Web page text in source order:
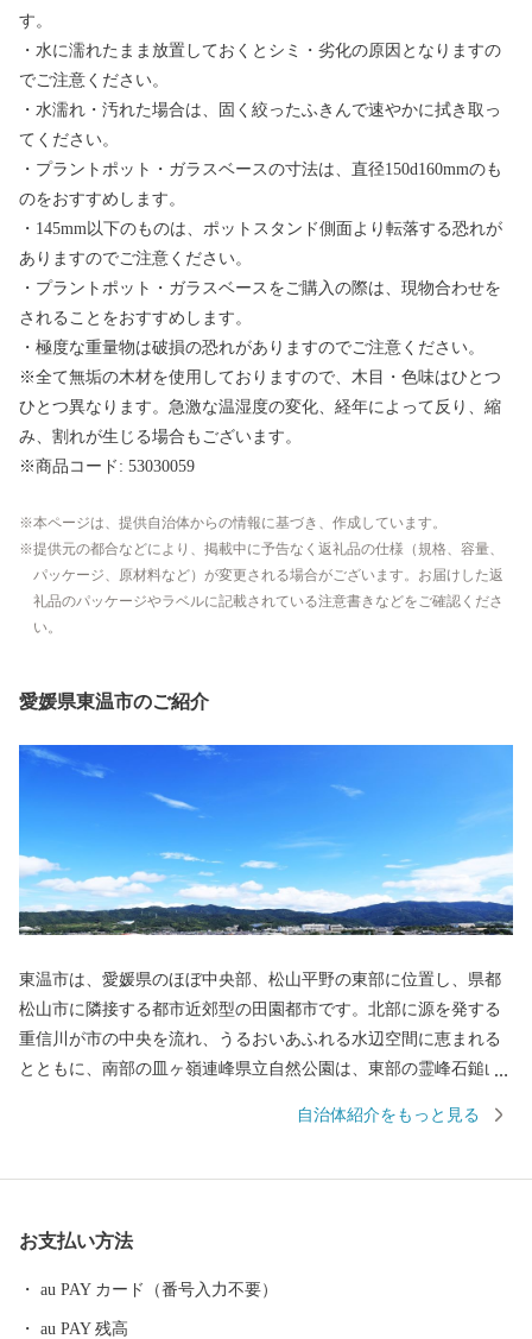
す。
・水に濡れたまま放置しておくとシミ・劣化の原因となりますの
でご注意ください。
・水濡れ・汚れた場合は、固く絞ったふきんで速やかに拭き取っ
てください。
・プラントポット・ガラスベースの⼨法は、直径150d160mmのも
のをおすすめします。
・145mm以下のものは、ポットスタンド側面より転落する恐れが
ありますのでご注意ください。
・プラントポット・ガラスベースをご購入の際は、現物合わせを
されることをおすすめします。
・極度な重量物は破損の恐れがありますのでご注意ください。
※全て無垢の木材を使用しておりますので、木目・色味はひとつ
ひとつ異なります。急激な温湿度の変化、経年によって反り、縮
み、割れが生じる場合もございます。
※商品コード: 53030059
本ページは、提供自治体からの情報に基づき、作成しています。
提供元の都合などにより、掲載中に予告なく返礼品の仕様（規格、容量、
パッケージ、原材料など）が変更される場合がございます。お届けした返
礼品のパッケージやラベルに記載されている注意書きなどをご確認くださ
い。
愛媛県東温市のご紹介
東温市は、愛媛県のほぼ中央部、松山平野の東部に位置し、県都
松山市に隣接する都市近郊型の田園都市です。北部に源を発する
重信川が市の中央を流れ、うるおいあふれる水辺空間に恵まれる
とともに、南部の皿ヶ嶺連峰県立自然公園は、東部の霊峰石鎚山
す。また、常設のミュージカル劇場ではプロのミュージカル俳優
ります。
自治体紹介をもっと見る
お支払い方法
au PAY カード（番号入力不要）
au PAY 残高